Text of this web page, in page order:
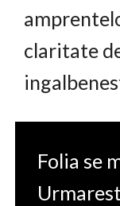
claritate
Folia se